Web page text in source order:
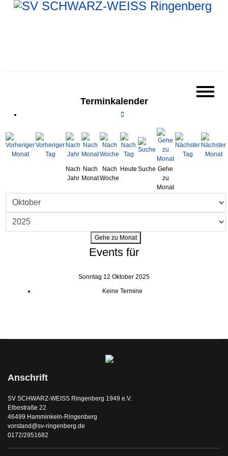
Terminkalender
Nach
Jahr
Nach
Monat
Nach
Woche
Heute Suche Gehe
zu
Monat
Gehe zu Monat
Events für
Sonntag 12 Oktober 2025
Keine Termine
Anschrift
SV SCHWARZ-WEISS Ringenberg 1949 e.V.
Elbestraße 22
46499 Hamminkeln-Ringenberg
vorstand@sv-ringenberg.de
0172/2951682